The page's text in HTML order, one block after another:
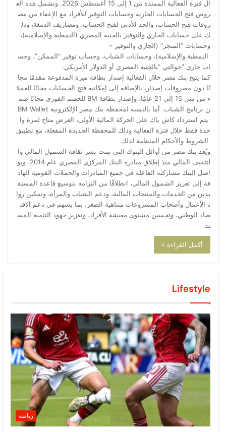
ال فترة الفعالية الممتدة من 1 إلى 15 أغسطس 2026. وتشمل هذه الع
روض فتح الحسابات الجارية وحسابات التوفير للأفراد مع الإعفاء من مص
روفات فتح الحساب، والحد الأدنى لفتح الحساب، ومصاريف الدمغة، وذل
ك على حسابات الجاري والتوفير بالجنيه المصري (النمطية والإسلامية)،
وحسابات “المنجز” (الجاري والتوفير –
النمطية والإسلامية)، وحسابات الشباب، وحساب توفير “الممكن”، وحس
اب جاري “حوالتي “بالجنيه المصري أو الدولار الأمريكي.
كما يتيح بنك مصر خلال الفعالية إصدار بطاقة ميزة المدفوعة مقدمًا مجا
نًا دون مصروفات إصدار، بالإضافة إلى إمكانية فتح الحسابات مجانًا للعملا
ء من سن 15 إلى 21 عامًا، وإصدار بطاقة BM للخصم الفوري مجانًا ضم
ن برنامج الشباب. أما بالنسبة لمحفظة بنك مصر الإلكترونية BM Wallet
يتم استرداد كاش باك على الحركة المالية الأولى، العرض متاح لمرة وا
حدة فقط خلال فترة الفعالية وذلك للمحفظة الجديدة المفعلة، مع تطبيق
الشروط والأحكام المنظمة لذلك.
ويُعد بنك مصر من أوائل البنوك التي تبنت نشر ثقافة الشمول المالي وا
لتثقيف المالي منذ إطلاق مبادرة البنك المركزي المصري عام 2014، ويو
اصل البنك مشاركته الفاعلة في جميع المبادرات والحملات القومية الهاد
فة إلى تعزيز الشمول المالي، انطلاقًا من التزامه بتوسيع قاعدة المستف
يدين من الخدمات والمنتجات المالية، ودعم الشباب والمرأة، وتمكين روا
د الأعمال وأصحاب المشروعات متناهية الصغر، بما يسهم في دعم الاقت
صاد الوطني، وتحسين مستوى معيشة الأفراد، وتعزيز جهود التنمية المس
تد
أكمل القراءة »
Lifestyle
رياضة